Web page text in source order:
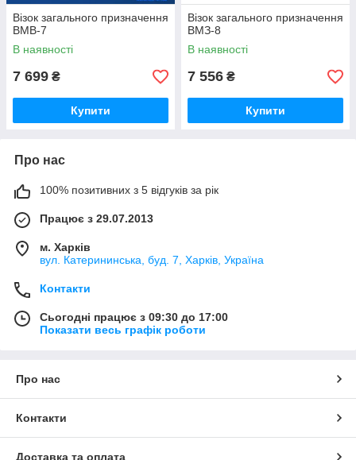
Візок загального призначення
ВМВ-7
В наявності
7 699 ₴
Купити
Візок загального призначення
ВМЗ-8
В наявності
7 556 ₴
Купити
Про нас
100% позитивних з 5 відгуків за рік
Працює з 29.07.2013
м. Харків
вул. Катерининська, буд. 7, Харків, Україна
Контакти
Сьогодні працює з 09:30 до 17:00
Показати весь графік роботи
Про нас
Контакти
Доставка та оплата